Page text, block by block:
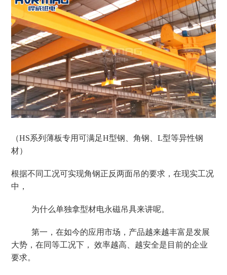
（HS系列薄板专用可满足H型钢、角钢、L型等异性钢
材）
根据不同工况可实现角钢正反两面吊的要求，在现实工况
中，
为什么单独拿型材电永磁吊具来讲呢。
第一，在如今的应用市场，产品越来越丰富是发展
大势，在同等工况下，
效率越高、越安全是目前的企业
要求。